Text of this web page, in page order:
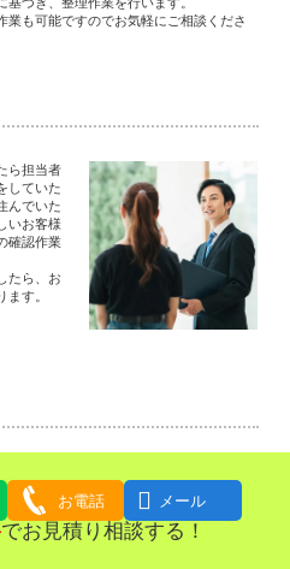
基づき、整理作業を行います。
業も可能ですのでお気軽にご相談くださ
ら担当者
していた
んでいた
いお客様
確認作業
たら、お
ます。
ード・お
ただけま
お電話  メール
でお見積り相談する！